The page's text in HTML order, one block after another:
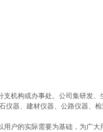
机构或办事处。公司集研发、
器、建材仪器、公路仪器、检
户的实际需要为基础，为广大